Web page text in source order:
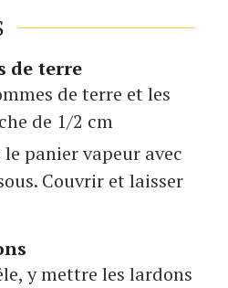
de terre
de terre et les
de 1/2 cm
panier vapeur avec
Couvrir et laisser
y mettre les lardons